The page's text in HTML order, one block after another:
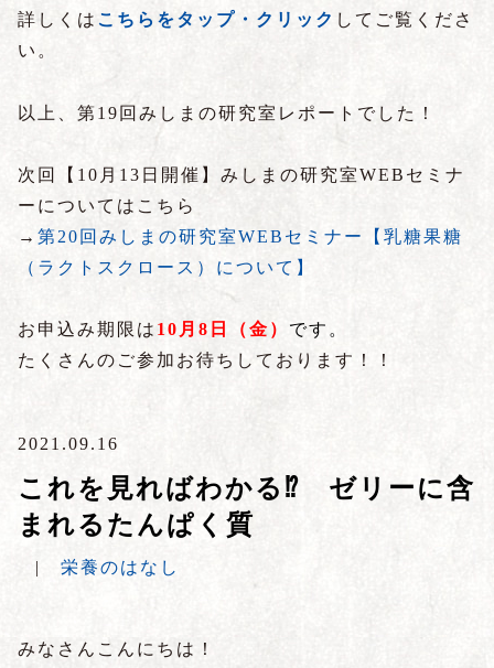
詳しくは こちらをタップ・クリック してご覧くださ
い。
以上、第19回みしまの研究室レポートでした！
次回【10月13日開催】みしまの研究室WEBセミナ
ーについてはこちら
→ 第20回みしまの研究室WEBセミナー【乳糖果糖
（ラクトスクロース）について】
お申込み期限は 10 月8日（金） です。
たくさんのご参加お待ちしております！！
2021.09.16
これを見ればわかる⁉ ゼリーに含
まれるたんぱく質
| 栄養のはなし
みなさんこんにちは！